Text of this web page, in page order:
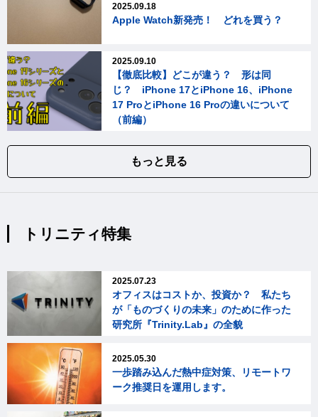
2025.09.18
Apple Watch新発売！ どれを買う？
2025.09.10
【徹底比較】どこが違う？ 形は同
じ？ iPhone 17とiPhone 16、iPhone
17 ProとiPhone 16 Proの違いについて
（前編）
もっと見る
トリニティ特集
2025.07.23
オフィスはコストか、投資か？ 私たち
が「ものづくりの未来」のために作った
研究所『Trinity.Lab』の全貌
2025.05.30
一歩踏み込んだ熱中症対策、リモートワ
ーク推奨日を運用します。